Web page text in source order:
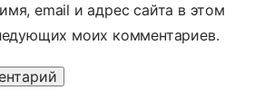
email и адрес сайта в этом
моих комментариев.